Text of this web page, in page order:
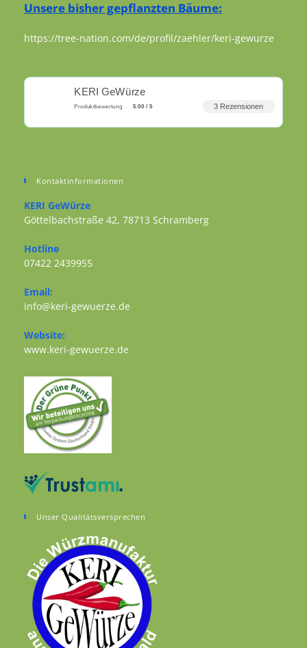
Unsere bisher gepflanzten Bäume:
https://tree-nation.com/de/profil/zaehler/keri-gewurze
KERI GeWürze
Produktbewertung 5.00 / 5 3 Rezensionen
Kontaktinformationen
KERI GeWürze
Göttelbachstraße 42, 78713 Schramberg
Hotline
07422 2439955
Email:
info@keri-gewuerze.de
Website:
www.keri-gewuerze.de
Unser Qualitätsversprechen